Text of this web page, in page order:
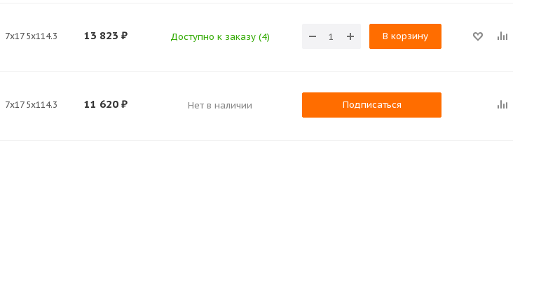
7x17 5x114.3 13 823 ₽ Доступно к заказу (4) В корзину
7x17 5x114.3 11 620 ₽ Нет в наличии Подписаться